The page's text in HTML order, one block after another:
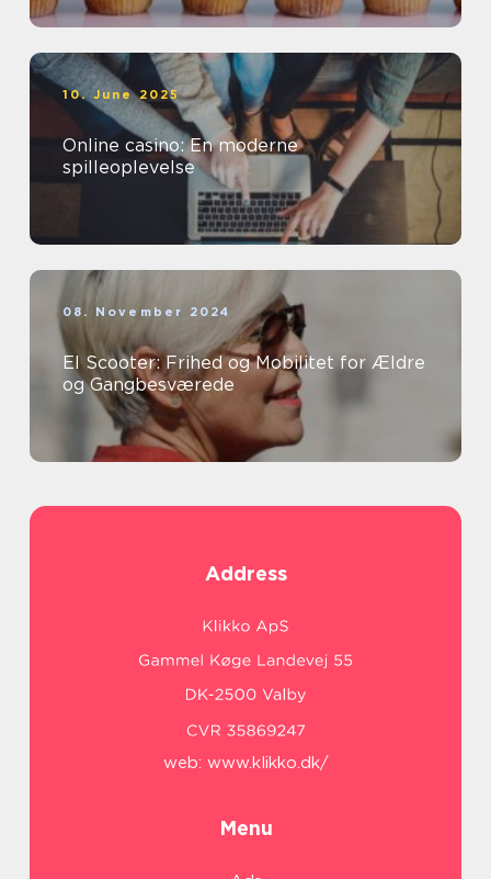
10. June 2025
Online casino: En moderne
spilleoplevelse
08. November 2024
El Scooter: Frihed og Mobilitet for Ældre
og Gangbesværede
Address
web: www.klikko.dk/
Menu